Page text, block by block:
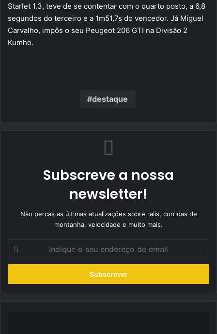
Starlet 1.3, teve de se contentar com o quarto posto, a 6,8
segundos do terceiro e a 1m51,7s do vencedor. Já Miguel
Carvalho, impôs o seu Peugeot 206 GTI na Divisão 2
Kumho.
destaque
Subscreve a nossa
newsletter!
Não percas as últimas atualizações sobre ralis, corridas de
montanha, velocidade e muito mais.
seu
de